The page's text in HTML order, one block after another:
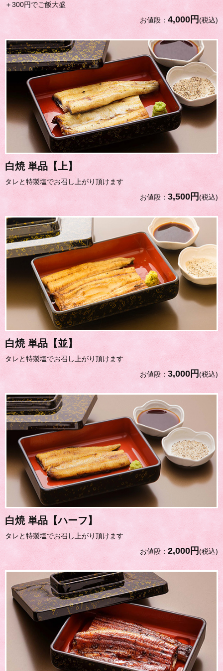
＋300円でご飯大盛
お値段： 4,000円(税込)
白焼 単品【上】
タレと特製塩でお召し上がり頂けます
お値段： 3,500円(税込)
白焼 単品【並】
タレと特製塩でお召し上がり頂けます
お値段： 3,000円(税込)
白焼 単品【ハーフ】
タレと特製塩でお召し上がり頂けます
お値段： 2,000円(税込)